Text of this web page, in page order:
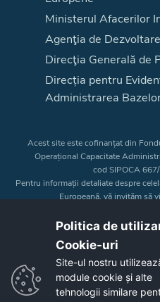
Ministerul Afacerilor
Agenţia de
Direcţia Generală de
Direcția pentru
Administrarea
Acest site este cofinanțat din
Operațional Capacitate
cod SIPOCA
Pentru informații detaliate despre
Europeană, vă invităm să
a Uniunii Europene.
Copyright © 2026 -
Politica de
Cookie-uri‎
Site-ul nostru
module cookie și alte
tehnologii similare